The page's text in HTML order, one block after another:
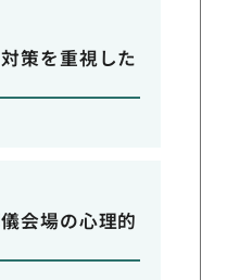
策を重視した
会場の心理的